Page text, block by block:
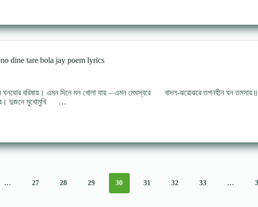
dine tare bola jay poem lyrics
ঘনঘোর বরিষায়। এমন দিনে মন খোলা যায় – এমন মেঘস্বরে বাদল-ঝরোঝরে তপনহীন ঘন
ধার। দুজনে মুখোমুখি …
… 27 28 29 30 31 32 33 …